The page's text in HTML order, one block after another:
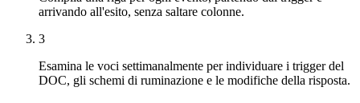
arrivando all'esito, senza saltare colonne.
3
Esamina le voci settimanalmente per individuare i trigger del
DOC, gli schemi di ruminazione e le modifiche della risposta.